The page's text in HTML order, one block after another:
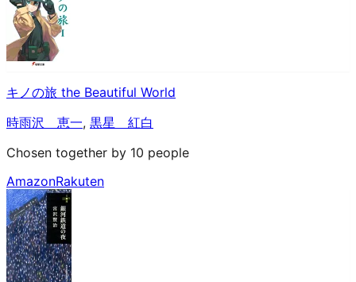
キノの旅 the Beautiful World
時雨沢 恵一, 黒星 紅白
Chosen together by 10 people
AmazonRakuten